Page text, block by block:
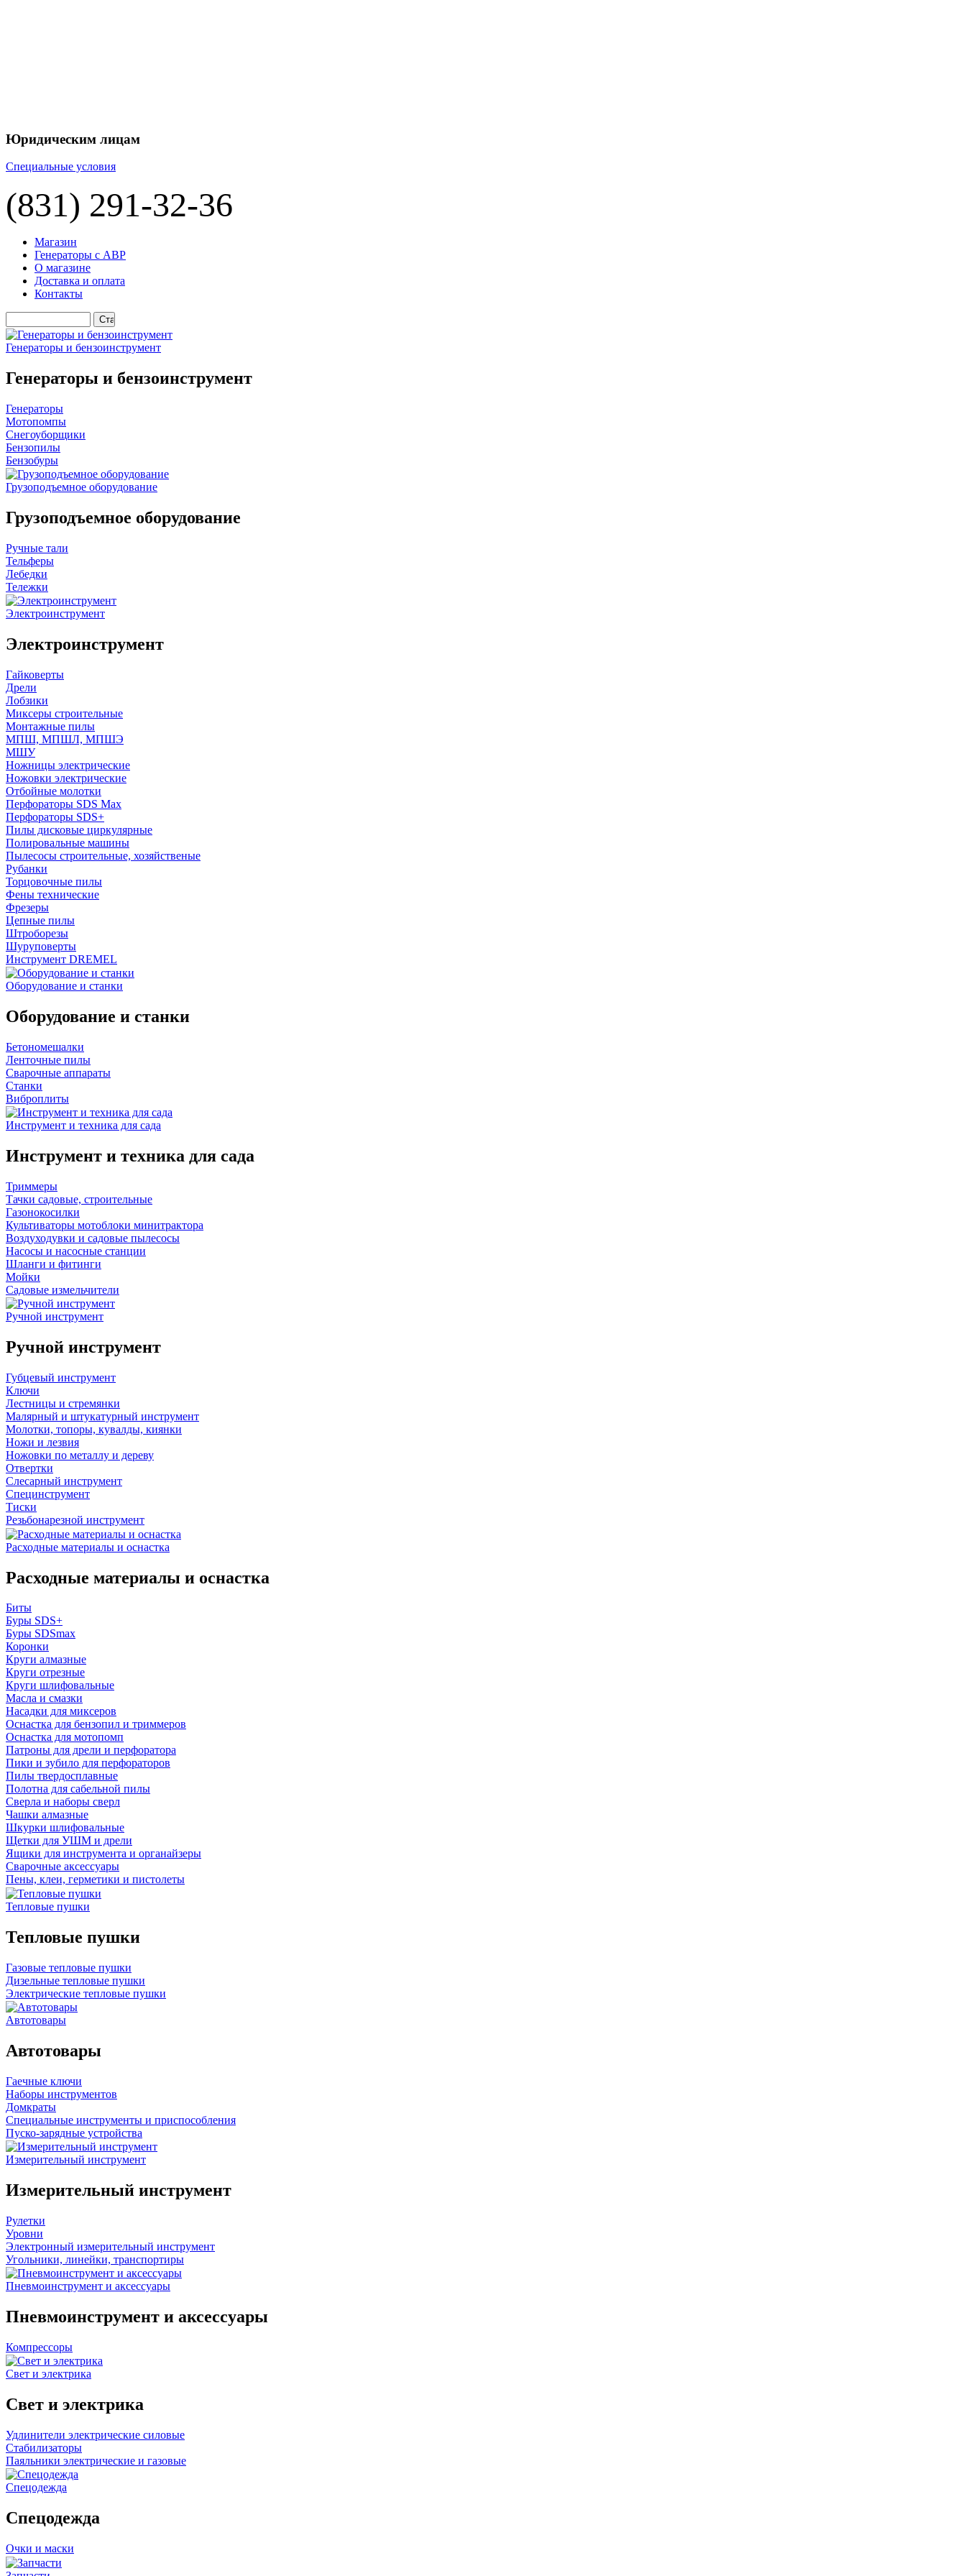
Юридическим лицам
Специальные условия
(831) 291-32-36
Магазин
Генераторы с АВР
О магазине
Доставка и оплата
Контакты
Генераторы и бензоинструмент
Генераторы и бензоинструмент
Генераторы
Мотопомпы
Снегоуборщики
Бензопилы
Бензобуры
Грузоподъемное оборудование
Грузоподъемное оборудование
Ручные тали
Тельферы
Лебедки
Тележки
Электроинструмент
Электроинструмент
Гайковерты
Дрели
Лобзики
Миксеры строительные
Монтажные пилы
МПШ, МПШЛ, МПШЭ
МШУ
Ножницы электрические
Ножовки электрические
Отбойные молотки
Перфораторы SDS Max
Перфораторы SDS+
Пилы дисковые циркулярные
Полировальные машины
Пылесосы строительные, хозяйственые
Рубанки
Торцовочные пилы
Фены технические
Фрезеры
Цепные пилы
Штроборезы
Шуруповерты
Инструмент DREMEL
Оборудование и станки
Оборудование и станки
Бетономешалки
Ленточные пилы
Сварочные аппараты
Станки
Виброплиты
Инструмент и техника для сада
Инструмент и техника для сада
Триммеры
Тачки садовые, строительные
Газонокосилки
Культиваторы мотоблоки минитрактора
Воздуходувки и садовые пылесосы
Насосы и насосные станции
Шланги и фитинги
Мойки
Садовые измельчители
Ручной инструмент
Ручной инструмент
Губцевый инструмент
Ключи
Лестницы и стремянки
Малярный и штукатурный инструмент
Молотки, топоры, кувалды, киянки
Ножи и лезвия
Ножовки по металлу и дереву
Отвертки
Слесарный инструмент
Специнструмент
Тиски
Резьбонарезной инструмент
Расходные материалы и оснастка
Расходные материалы и оснастка
Биты
Буры SDS+
Буры SDSmax
Коронки
Круги алмазные
Круги отрезные
Круги шлифовальные
Масла и смазки
Насадки для миксеров
Оснастка для бензопил и триммеров
Оснастка для мотопомп
Патроны для дрели и перфоратора
Пики и зубило для перфораторов
Пилы твердосплавные
Полотна для сабельной пилы
Сверла и наборы сверл
Чашки алмазные
Шкурки шлифовальные
Щетки для УШМ и дрели
Ящики для инструмента и органайзеры
Сварочные аксессуары
Пены, клеи, герметики и пистолеты
Тепловые пушки
Тепловые пушки
Газовые тепловые пушки
Дизельные тепловые пушки
Электрические тепловые пушки
Автотовары
Автотовары
Гаечные ключи
Наборы инструментов
Домкраты
Специальные инструменты и приспособления
Пуско-зарядные устройства
Измерительный инструмент
Измерительный инструмент
Рулетки
Уровни
Электронный измерительный инструмент
Угольники, линейки, транспортиры
Пневмоинструмент и аксессуары
Пневмоинструмент и аксессуары
Компрессоры
Свет и электрика
Свет и электрика
Удлинители электрические силовые
Стабилизаторы
Паяльники электрические и газовые
Спецодежда
Спецодежда
Очки и маски